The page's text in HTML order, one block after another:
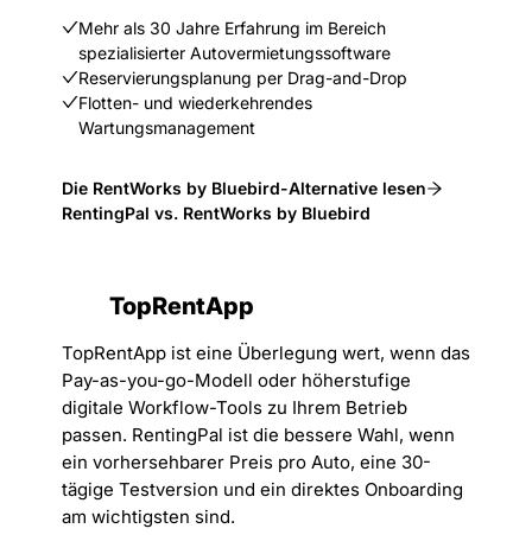
Mehr als 30 Jahre Erfahrung im Bereich
spezialisierter Autovermietungssoftware
Reservierungsplanung per Drag-and-Drop
Flotten- und wiederkehrendes
Wartungsmanagement
Die RentWorks by Bluebird-Alternative lesen
RentingPal vs. RentWorks by Bluebird
TopRentApp
TopRentApp ist eine Überlegung wert, wenn das
Pay-as-you-go-Modell oder höherstufige
digitale Workflow-Tools zu Ihrem Betrieb
passen. RentingPal ist die bessere Wahl, wenn
ein vorhersehbarer Preis pro Auto, eine 30-
tägige Testversion und ein direktes Onboarding
am wichtigsten sind.